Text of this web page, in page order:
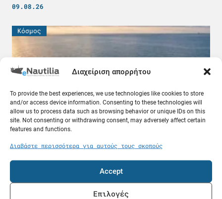
Διαχείριση απορρήτου
To provide the best experiences, we use technologies like cookies to store
and/or access device information. Consenting to these technologies will
allow us to process data such as browsing behavior or unique IDs on this
site. Not consenting or withdrawing consent, may adversely affect certain
features and functions.
Διαβάστε περισσότερα για αυτούς τους σκοπούς
Accept
Επιλογές
09.08.26
Κόσμος
Δεξαμενόπλοιο VLCC πήρε 25 εκατ. δολάρια για
να περάσει από το Ορμούζ